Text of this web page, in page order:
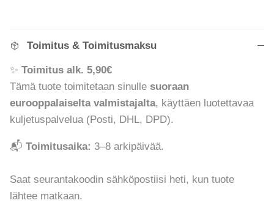
Toimitus & Toimitusmaksu
✨ Toimitus alk. 5,90€
Tämä tuote toimitetaan sinulle suoraan
eurooppalaiselta valmistajalta, käyttäen luotettavaa
kuljetuspalvelua (Posti, DHL, DPD).
📬 Toimitusaika: 3–8 arkipäivää.
Saat seurantakoodin sähköpostiisi heti, kun tuote
lähtee matkaan.